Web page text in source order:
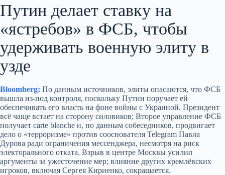
Путин делает ставку на
«ястребов» в ФСБ, чтобы
удерживать военную элиту в
узде
Bloomberg: По данным источников, элиты опасаются, что ФСБ
вышла из‑под контроля, поскольку Путин поручает ей
обеспечивать его власть на фоне войны с Украиной. Президент
всё чаще встает на сторону силовиков; Второе управление ФСБ
получает carte blanche и, по данным собеседников, продвигает
дело о «терроризме» против сооснователя Telegram Павла
Дурова ради ограничения мессенджера, несмотря на риск
электорального отката. Взрыв в центре Москвы усилил
аргументы за ужесточение мер; влияние других кремлёвских
игроков, включая Сергея Кириенко, сокращается.